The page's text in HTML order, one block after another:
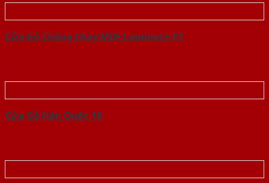
Cửa Gỗ Chống Cháy MDF Laminate P1
Cửa Gỗ Hàn Quốc 1K